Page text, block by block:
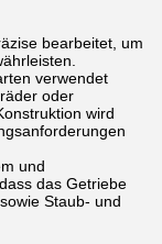
bearbeitet, um
verwendet
oder
wird
und
das Getriebe
Staub- und